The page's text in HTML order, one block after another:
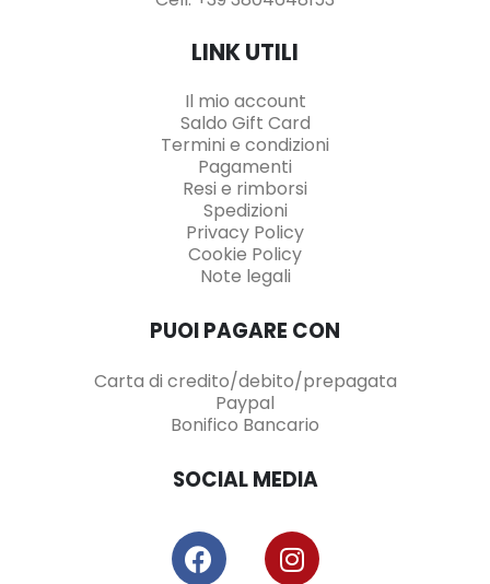
LINK UTILI
Il mio account
Saldo Gift Card
Termini e condizioni
Pagamenti
Resi e rimborsi
Spedizioni
Privacy Policy
Cookie Policy
Note legali
PUOI PAGARE CON
Carta di credito/debito/prepagata
Paypal
Bonifico Bancario
SOCIAL MEDIA